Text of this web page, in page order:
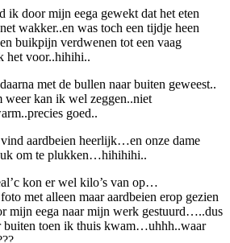
ik door mijn eega gewekt dat het eten
wakker..en was toch een tijdje heen
buikpijn verdwenen tot een vaag
het voor..hihihi..
met de bullen naar buiten geweest..
weer kan ik wel zeggen..niet
goed..
aardbeien heerlijk…en onze dame
om te plukken…hihihihi..
kon er wel kilo’s van op…
met alleen maar aardbeien erop gezien
mijn eega naar mijn werk gestuurd…..dus
buiten toen ik thuis kwam…uhhh..waar